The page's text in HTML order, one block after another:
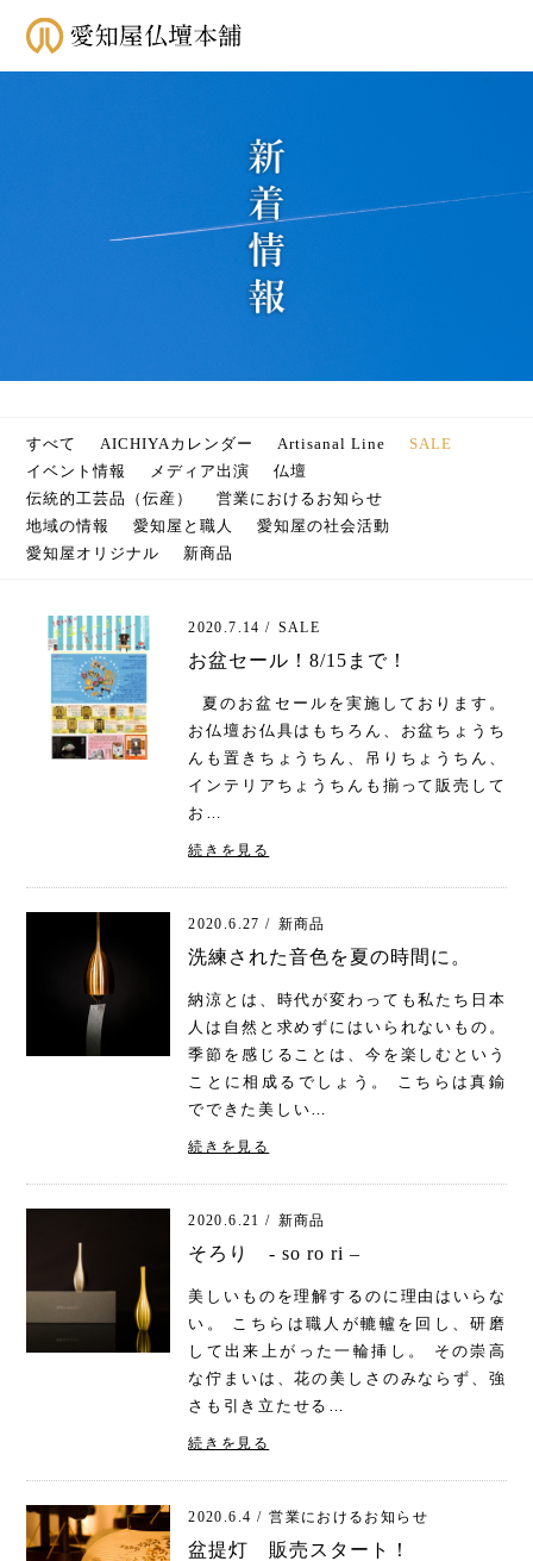
すべて AICHIYAカレンダー Artisanal Line
SALE
イベント情報
メディア出演
仏壇
伝統的工芸品（伝産）
営業におけるお知らせ
地域の情報
愛知屋と職人
愛知屋の社会活動
愛知屋オリジナル
新商品
2020.7.14 / SALE
お盆セール！8/15まで！
夏のお盆セールを実施しております。
お仏壇お仏具はもちろん、お盆ちょうち
んも置きちょうちん、吊りちょうちん、
インテリアちょうちんも揃って販売して
お…
続きを見る
2020.6.27 / 新商品
洗練された音色を夏の時間に。
納涼とは、時代が変わっても私たち日本
人は自然と求めずにはいられないもの。
季節を感じることは、今を楽しむという
ことに相成るでしょう。 こちらは真鍮
でできた美しい…
続きを見る
2020.6.21 / 新商品
そろり - so ro ri –
美しいものを理解するのに理由はいらな
い。 こちらは職人が轆轤を回し、研磨
して出来上がった一輪挿し。 その崇高
な佇まいは、花の美しさのみならず、強
さも引き立たせる…
続きを見る
2020.6.4 / 営業におけるお知らせ
盆提灯 販売スタート！